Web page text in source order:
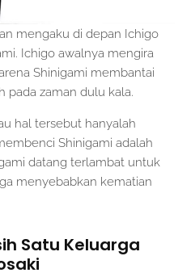
mengaku di depan Ichigo
Ichigo awalnya mengira
Shinigami membantai
pada zaman dulu kala.
hal tersebut hanyalah
Shinigami adalah
datang terlambat untuk
menyebabkan kematian
Satu Keluarga